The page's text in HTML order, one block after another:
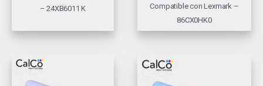
– 24XB6011 K
Compatible con Lexmark –
86CX0HK0